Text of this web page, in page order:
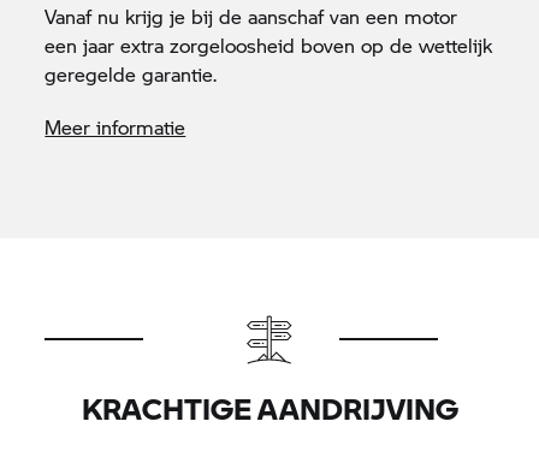
Vanaf nu krijg je bij de aanschaf van een motor
een jaar extra zorgeloosheid boven op de wettelijk
geregelde garantie.
Meer informatie
KRACHTIGE AANDRIJVING